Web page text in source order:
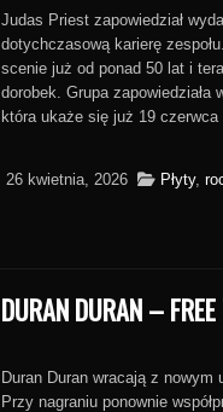
Judas Priest zapowiedział
dotychczasową karierę
scenie już od ponad 50 lat i
dorobek. Grupa zapowiedziała
która ukaże się już 19 czerwca
26 kwietnia, 2026 Płyty,
DURAN DURAN – FREE
Duran Duran wracają z nowym
Przy nagraniu ponownie